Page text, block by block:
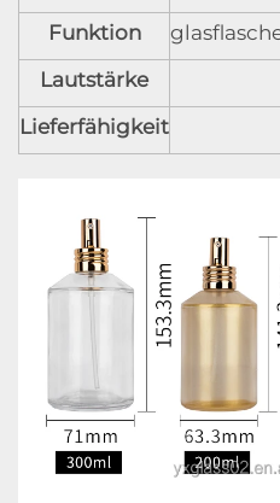
Funktion
Lautstärke
Lieferfähigkeit